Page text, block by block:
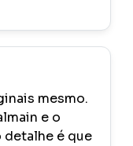
mesmo.
e o
é que